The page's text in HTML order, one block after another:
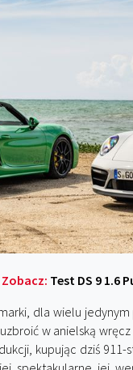
Zobacz: Test DS 9 1.6
dla wielu
w anielską
kupując dziś